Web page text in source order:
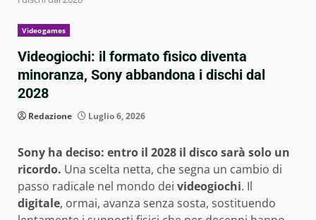
Videogames
Videogiochi: il formato fisico diventa
minoranza, Sony abbandona i dischi dal
2028
Redazione Luglio 6, 2026
Sony ha deciso: entro il 2028 il disco sarà solo un
ricordo. Una scelta netta, che segna un cambio di
passo radicale nel mondo dei videogiochi. Il
digitale, ormai, avanza senza sosta, sostituendo